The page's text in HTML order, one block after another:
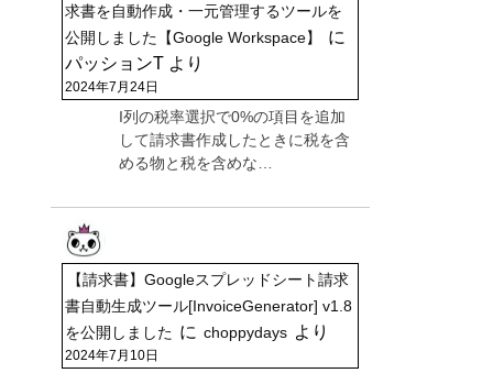
求書を自動作成・一元管理するツールを
公開しました【Google Workspace】
に
パッションT より
2024年7月24日
I列の税率選択で0%の項目を追加
して請求書作成したときに税を含
める物と税を含めな…
【請求書】Googleスプレッドシート請求
書自動生成ツール[InvoiceGenerator] v1.8
を公開しました に choppydays より
2024年7月10日